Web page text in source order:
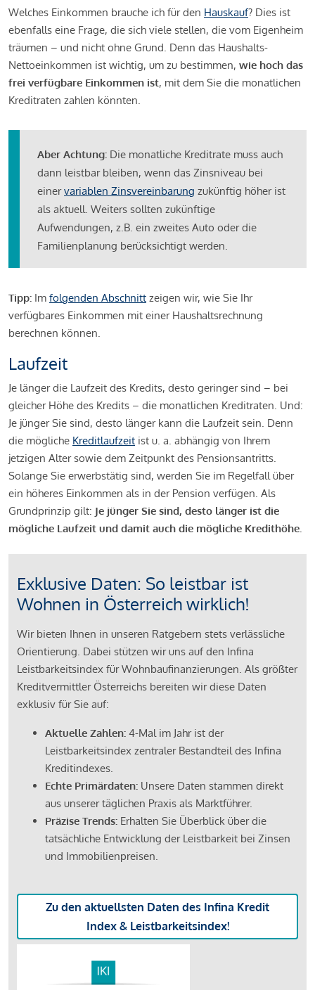
Welches Einkommen brauche ich für den Hauskauf? Dies ist
ebenfalls eine Frage, die sich viele stellen, die vom Eigenheim
träumen – und nicht ohne Grund. Denn das Haushalts-
Nettoeinkommen ist wichtig, um zu bestimmen, wie hoch das
frei verfügbare Einkommen ist, mit dem Sie die monatlichen
Kreditraten zahlen könnten.
Aber Achtung: Die monatliche Kreditrate muss auch
dann leistbar bleiben, wenn das Zinsniveau bei
einervariablen Zinsvereinbarung zukünftig höher ist
als aktuell. Weiters sollten zukünftige
Aufwendungen, z.B. ein zweites Auto oder die
Familienplanung berücksichtigt werden.
Tipp: Im folgenden Abschnitt zeigen wir, wie Sie Ihr
verfügbares Einkommen mit einer Haushaltsrechnung
berechnen können.
Laufzeit
Je länger die Laufzeit des Kredits, desto geringer sind – bei
gleicher Höhe des Kredits – die monatlichen Kreditraten. Und:
Je jünger Sie sind, desto länger kann die Laufzeit sein. Denn
die mögliche Kreditlaufzeit ist u. a. abhängig von Ihrem
jetzigen Alter sowie dem Zeitpunkt des Pensionsantritts.
Solange Sie erwerbstätig sind, werden Sie im Regelfall über
ein höheres Einkommen als in der Pension verfügen. Als
Grundprinzip gilt: Je jünger Sie sind, desto länger ist die
mögliche Laufzeit und damit auch die mögliche Kredithöhe.
Exklusive Daten: So leistbar ist
Wohnen in Österreich wirklich!
Wir bieten Ihnen in unseren Ratgebern stets verlässliche
Orientierung. Dabei stützen wir uns auf den Infina
Leistbarkeitsindex für Wohnbaufinanzierungen. Als größter
Kreditvermittler Österreichs bereiten wir diese Daten
exklusiv für Sie auf:
Aktuelle Zahlen: 4-Mal im Jahr ist der
Leistbarkeitsindex zentraler Bestandteil des Infina
Kreditindexes.
Echte Primärdaten: Unsere Daten stammen direkt
aus unserer täglichen Praxis als Marktführer.
Präzise Trends: Erhalten Sie Überblick über die
tatsächliche Entwicklung der Leistbarkeit bei Zinsen
und Immobilienpreisen.
Zu den aktuellsten Daten des Infina Kredit
Index & Leistbarkeitsindex!